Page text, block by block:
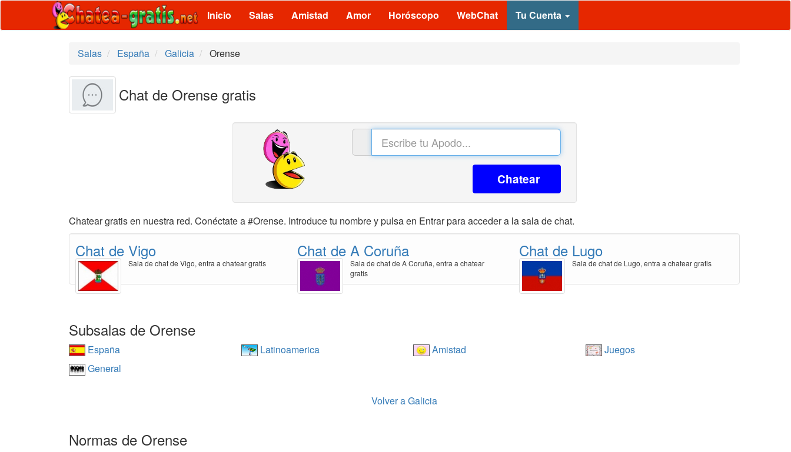
Inicio Salas Amistad Amor Horóscopo WebChat Tu Cuenta
Salas España Galicia Orense
Chat de Orense gratis
Chatear
Chatear gratis en nuestra red. Conéctate a #Orense. Introduce tu nombre y pulsa en Entrar para acceder a la sala de chat.
Chat de Vigo
Sala de chat de Vigo, entra a chatear gratis
Chat de A Coruña
Sala de chat de A Coruña, entra a chatear
gratis
Chat de Lugo
Sala de chat de Lugo, entra a chatear gratis
Subsalas de Orense
España Latinoamerica Amistad
Juegos
General
Volver a Galicia
Normas de Orense